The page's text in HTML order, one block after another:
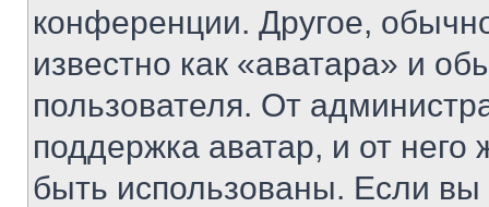
конференции. Другое,
известно как «аватара» и
пользователя. От
поддержка аватар, и от него
быть использованы. Если